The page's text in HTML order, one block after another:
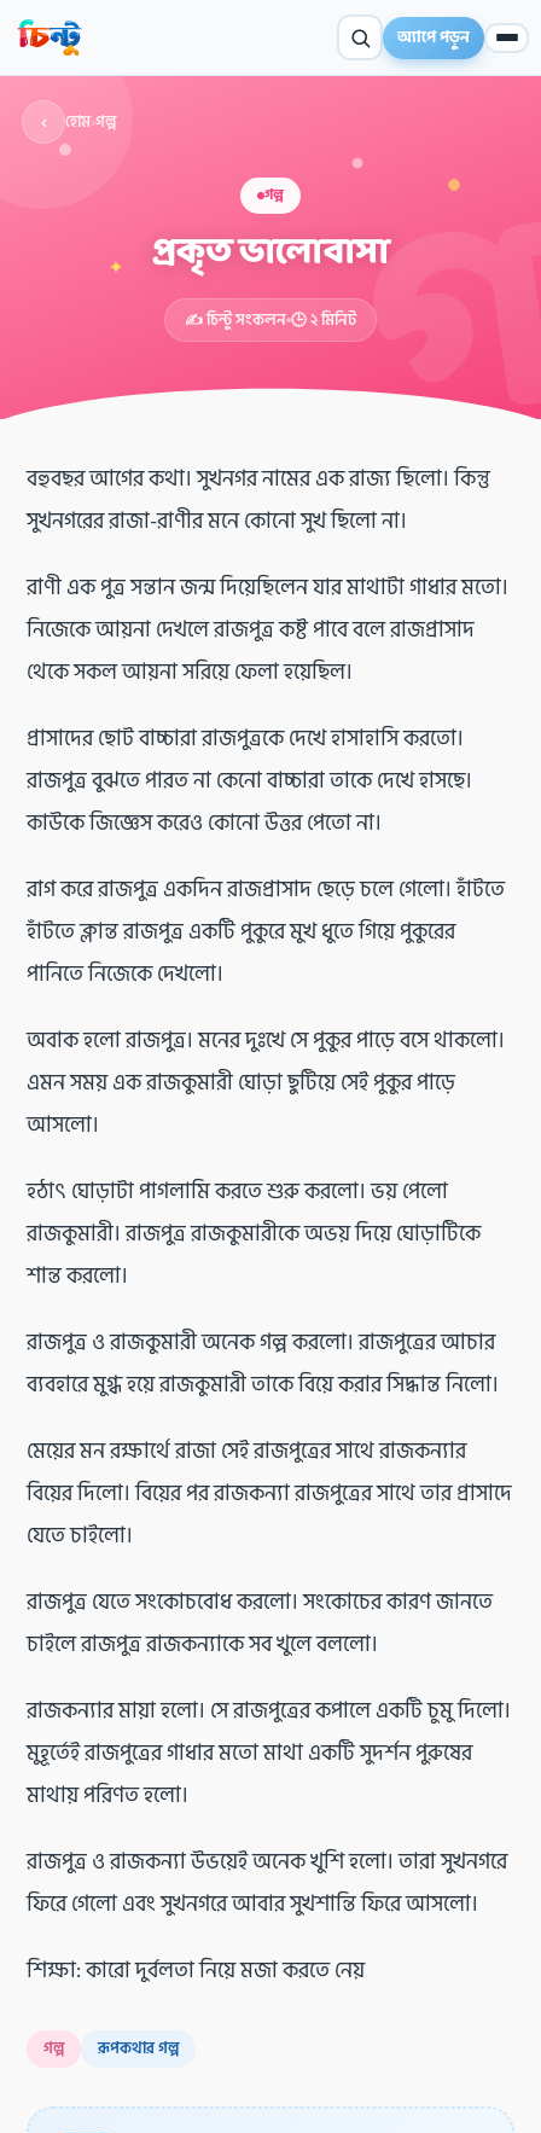
অ্যাপে পড়ুন
✦
‹ হোম›গল্প
গল্প
প্রকৃত ভালোবাসা
✍️ চিন্টু সংকলন 🕒 ২ মিনিট
বহুবছর আগের কথা। সুখনগর নামের এক রাজ্য ছিলো। কিন্তু
সুখনগরের রাজা-রাণীর মনে কোনো সুখ ছিলো না।
রাণী এক পুত্র সন্তান জন্ম দিয়েছিলেন যার মাথাটা গাধার মতো।
নিজেকে আয়না দেখলে রাজপুত্র কষ্ট পাবে বলে রাজপ্রাসাদ
থেকে সকল আয়না সরিয়ে ফেলা হয়েছিল।
প্রাসাদের ছোট বাচ্চারা রাজপুত্রকে দেখে হাসাহাসি করতো।
রাজপুত্র বুঝতে পারত না কেনো বাচ্চারা তাকে দেখে হাসছে।
কাউকে জিজ্ঞেস করেও কোনো উত্তর পেতো না।
রাগ করে রাজপুত্র একদিন রাজপ্রাসাদ ছেড়ে চলে গেলো। হাঁটতে
হাঁটতে ক্লান্ত রাজপুত্র একটি পুকুরে মুখ ধুতে গিয়ে পুকুরের
পানিতে নিজেকে দেখলো।
অবাক হলো রাজপুত্র। মনের দুঃখে সে পুকুর পাড়ে বসে থাকলো।
এমন সময় এক রাজকুমারী ঘোড়া ছুটিয়ে সেই পুকুর পাড়ে
আসলো।
হঠাৎ ঘোড়াটা পাগলামি করতে শুরু করলো। ভয় পেলো
রাজকুমারী। রাজপুত্র রাজকুমারীকে অভয় দিয়ে ঘোড়াটিকে
শান্ত করলো।
রাজপুত্র ও রাজকুমারী অনেক গল্প করলো। রাজপুত্রের আচার
ব্যবহারে মুগ্ধ হয়ে রাজকুমারী তাকে বিয়ে করার সিদ্ধান্ত নিলো।
মেয়ের মন রক্ষার্থে রাজা সেই রাজপুত্রের সাথে রাজকন্যার
বিয়ের দিলো। বিয়ের পর রাজকন্যা রাজপুত্রের সাথে তার প্রাসাদে
যেতে চাইলো।
রাজপুত্র যেতে সংকোচবোধ করলো। সংকোচের কারণ জানতে
চাইলে রাজপুত্র রাজকন্যাকে সব খুলে বললো।
রাজকন্যার মায়া হলো। সে রাজপুত্রের কপালে একটি চুমু দিলো।
মুহূর্তেই রাজপুত্রের গাধার মতো মাথা একটি সুদর্শন পুরুষের
মাথায় পরিণত হলো।
রাজপুত্র ও রাজকন্যা উভয়েই অনেক খুশি হলো। তারা সুখনগরে
ফিরে গেলো এবং সুখনগরে আবার সুখশান্তি ফিরে আসলো।
শিক্ষা: কারো দুর্বলতা নিয়ে মজা করতে নেয়
গল্প রূপকথার গল্প